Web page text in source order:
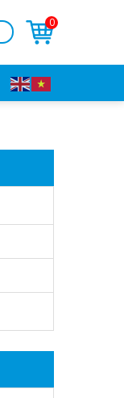
0